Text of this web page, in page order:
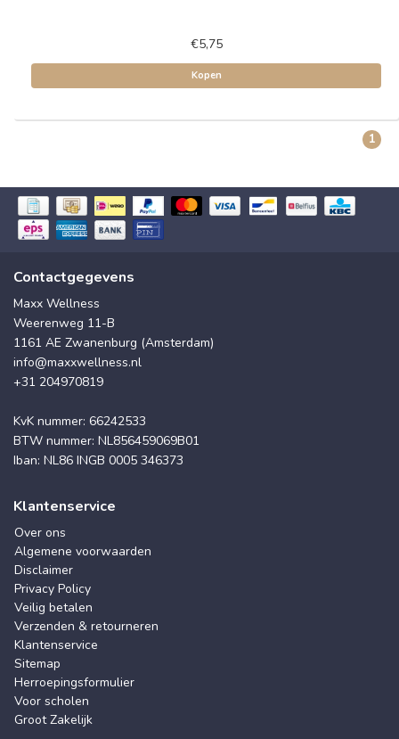
€5,75
Kopen
1
Contactgegevens
Maxx Wellness
Weerenweg 11-B
1161 AE Zwanenburg (Amsterdam)
info@maxxwellness.nl
+31 204970819
KvK nummer: 66242533
BTW nummer: NL856459069B01
Iban: NL86 INGB 0005 346373
Klantenservice
Over ons
Algemene voorwaarden
Disclaimer
Privacy Policy
Veilig betalen
Verzenden & retourneren
Klantenservice
Sitemap
Herroepingsformulier
Voor scholen
Groot Zakelijk